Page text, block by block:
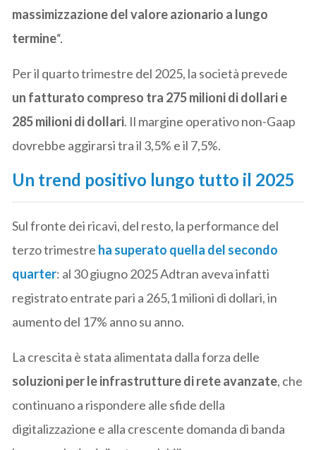
massimizzazione del valore azionario a lungo
termine“.
Per il quarto trimestre del 2025, la società prevede
un fatturato compreso tra 275 milioni di dollari e
285 milioni di dollari. Il margine operativo non-Gaap
dovrebbe aggirarsi tra il 3,5% e il 7,5%.
Un trend positivo lungo tutto il 2025
Sul fronte dei ricavi, del resto, la performance del
terzo trimestre ha superato quella del secondo
quarter: al 30 giugno 2025 Adtran aveva infatti
registrato entrate pari a 265,1 milioni di dollari, in
aumento del 17% anno su anno.
La crescita è stata alimentata dalla forza delle
soluzioni per le infrastrutture di rete avanzate, che
continuano a rispondere alle sfide della
digitalizzazione e alla crescente domanda di banda